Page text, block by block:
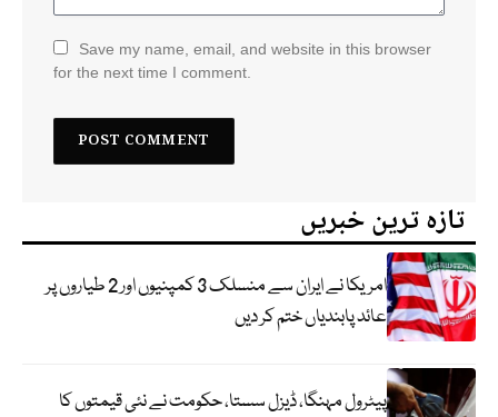
Save my name, email, and website in this browser
for the next time I comment.
تازہ ترین خبریں
امریکا نے ایران سے منسلک 3 کمپنیوں اور 2 طیاروں پر
عائد پابندیاں ختم کر دیں
پیٹرول مہنگا، ڈیزل سستا، حکومت نے نئی قیمتوں کا